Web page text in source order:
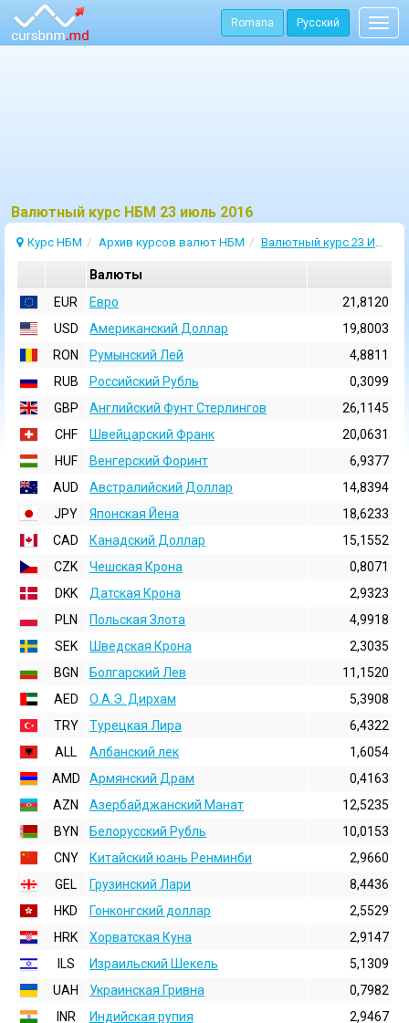
Romana Русский
Bалютный курс НБМ 23 июль 2016
Курс НБМ Архив курсов валют НБМ Валютный курс 23 Июль 2016
Валюты
EUR
Евро
21,8120
USD
Aмериканский Доллар
19,8003
RON
Румынский Лей
4,8811
RUB
Российский Рубль
0,3099
GBP
Английский Фунт Стерлингов
26,1145
CHF
Швейцарский Франк
20,0631
HUF
Венгерский Форинт
6,9377
AUD
Австралийский Доллар
14,8394
JPY
Японская Йена
18,6233
CAD
Канадский Доллар
15,1552
CZK
Чешская Крона
0,8071
DKK
Датская Крона
2,9323
PLN
Польская Злота
4,9918
SEK
Шведская Крона
2,3035
BGN
Болгарский Лев
11,1520
AED
О.А.Э. Дирхам
5,3908
TRY
Турецкая Лира
6,4322
ALL
Албанский лек
1,6054
AMD
Армянский Драм
0,4163
AZN
Азербайджанский Манат
12,5235
BYN
Белорусский Рубль
10,0153
CNY
Китайский юань Ренминби
2,9660
GEL
Грузинский Лари
8,4436
HKD
Гонконгский доллаp
2,5529
HRK
Хорватская Куна
2,9147
ILS
Израильский Шекель
5,1309
UAH
Украинская Гривна
0,7982
INR
Индийская pупия
2,9467